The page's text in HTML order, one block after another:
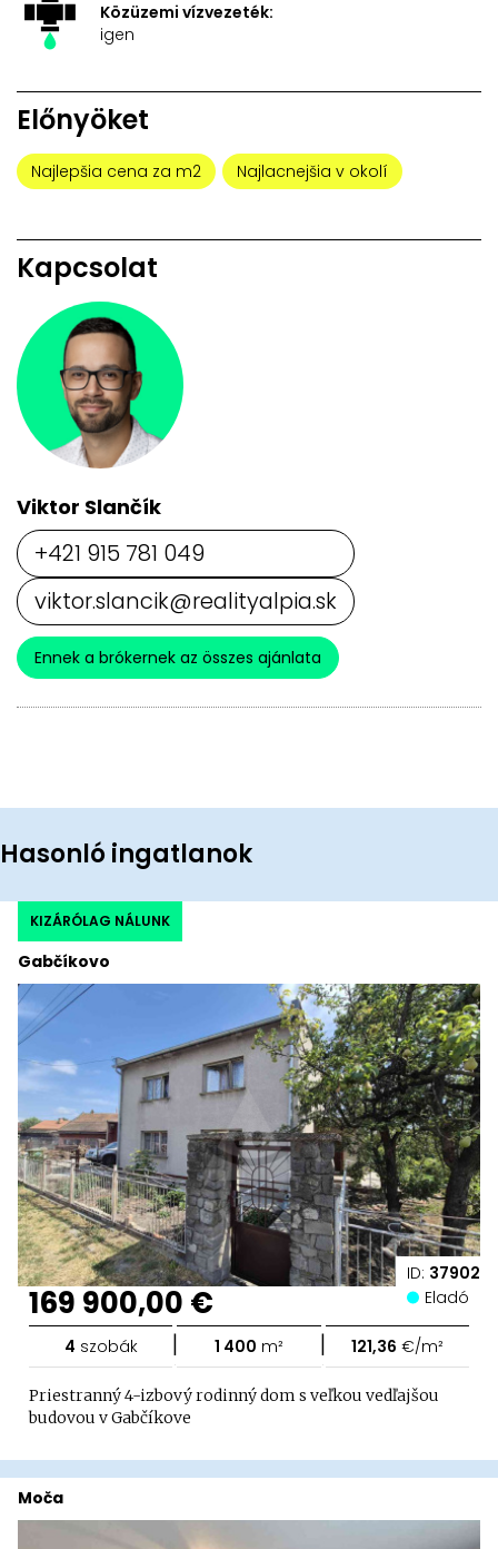
Közüzemi vízvezeték:
igen
Előnyöket
Najlepšia cena za m2 Najlacnejšia v okolí
Kapcsolat
Viktor Slančík
+421 915 781 049
viktor.slancik@realityalpia.sk
Ennek a brókernek az összes ajánlata
Hasonló ingatlanok
ID: 37902
Gabčíkovo
KIZÁRÓLAG NÁLUNK
169 900,00 € Eladó
4 szobák | 1 400 m² | 121,36 €/m²
Priestranný 4-izbový rodinný dom s veľkou vedľajšou
budovou v Gabčíkove
Moča